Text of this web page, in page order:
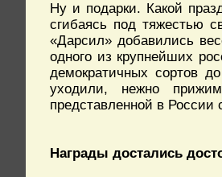
Ну и подарки. Какой
сгибаясь под тяжестью
«Дарсил» добавились
одного из крупнейших
демократичных сортов
уходили, нежно
представленной в
Награды достались